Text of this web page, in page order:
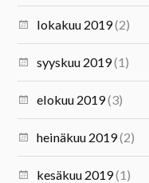
lokakuu 2019(2)
syyskuu 2019(1)
elokuu 2019(3)
heinäkuu 2019(2)
kesäkuu 2019(1)